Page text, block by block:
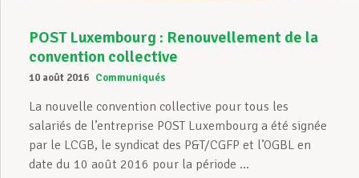
POST Luxembourg : Renouvellement de la
convention collective
10 août 2016 Communiqués
La nouvelle convention collective pour tous les
salariés de l’entreprise POST Luxembourg a été signée
par le LCGB, le syndicat des P&T/CGFP et l’OGBL en
date du 10 août 2016 pour la période ...